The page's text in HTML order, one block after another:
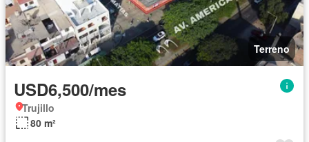
Terreno
USD6,500/mes
Trujillo
80 m²